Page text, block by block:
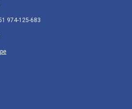
974-125-683